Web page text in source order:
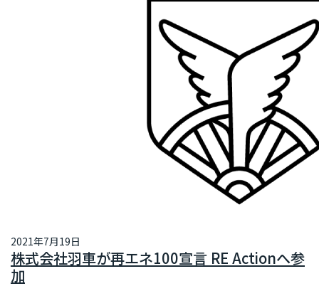
2021年7月19日
株式会社羽車が再エネ100宣言 RE Actionへ参
加